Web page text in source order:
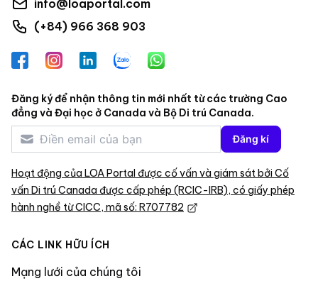
info@loaportal.com
(+84) 966 368 903
FacebookInstagramLinkedInZalo WhatsApp
Đăng ký để nhận thông tin mới nhất từ các trường Cao
đẳng và Đại học ở Canada và Bộ Di trú Canada.
Đăng kí
Hoạt động của LOA Portal được cố vấn và giám sát bởi Cố
vấn Di trú Canada được cấp phép (RCIC-IRB), có giấy phép
hành nghề từ CICC, mã số: R707782
CÁC LINK HỮU ÍCH
Mạng lưới của chúng tôi